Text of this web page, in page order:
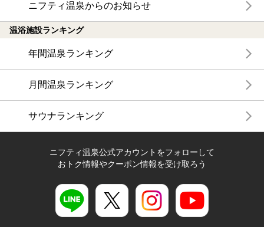
ニフティ温泉からのお知らせ
温浴施設ランキング
年間温泉ランキング
月間温泉ランキング
サウナランキング
ニフティ温泉公式アカウントをフォローして
おトク情報やクーポン情報を受け取ろう